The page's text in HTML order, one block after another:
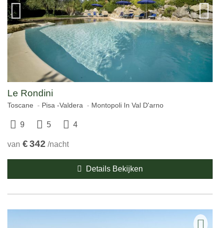
Le Rondini
Toscane Pisa -Valdera Montopoli In Val D'arno
9 5 4
van €342 /nacht
Details Bekijken